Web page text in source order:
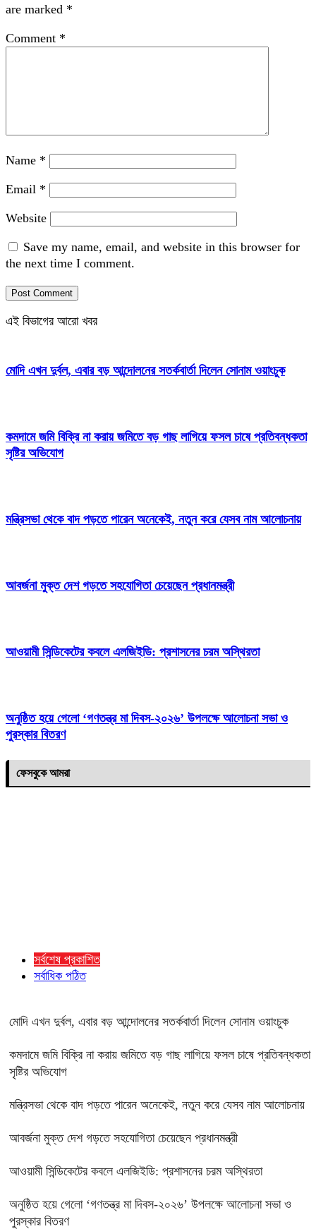
are marked *
Comment *
Name *
Email *
Website
Save my name, email, and website in this browser for
the next time I comment.
এই বিভাগের আরো খবর
মোদি এখন দুর্বল, এবার বড় আন্দোলনের সতর্কবার্তা দিলেন সোনাম ওয়াংচুক
কমদামে জমি বিক্রি না করায় জমিতে বড় গাছ লাগিয়ে ফসল চাষে প্রতিবন্ধকতা
সৃষ্টির অভিযোগ
মন্ত্রিসভা থেকে বাদ পড়তে পারেন অনেকেই, নতুন করে যেসব নাম আলোচনায়
আবর্জনা মুক্ত দেশ গড়তে সহযোগিতা চেয়েছেন প্রধানমন্ত্রী
‎আওয়ামী সিন্ডিকেটের কবলে এলজিইডি: প্রশাসনের চরম অস্থিরতা
অনুষ্ঠিত হয়ে গেলো ‘গণতন্ত্র মা দিবস-২০২৬’ উপলক্ষে আলোচনা সভা ও
পুরস্কার বিতরণ
ফেসবুকে আমরা
সর্বশেষ প্রকাশিত
সর্বাধিক পঠিত
মোদি এখন দুর্বল, এবার বড় আন্দোলনের সতর্কবার্তা দিলেন সোনাম ওয়াংচুক
কমদামে জমি বিক্রি না করায় জমিতে বড় গাছ লাগিয়ে ফসল চাষে প্রতিবন্ধকতা
সৃষ্টির অভিযোগ
মন্ত্রিসভা থেকে বাদ পড়তে পারেন অনেকেই, নতুন করে যেসব নাম আলোচনায়
আবর্জনা মুক্ত দেশ গড়তে সহযোগিতা চেয়েছেন প্রধানমন্ত্রী
‎আওয়ামী সিন্ডিকেটের কবলে এলজিইডি: প্রশাসনের চরম অস্থিরতা
অনুষ্ঠিত হয়ে গেলো ‘গণতন্ত্র মা দিবস-২০২৬’ উপলক্ষে আলোচনা সভা ও
পুরস্কার বিতরণ